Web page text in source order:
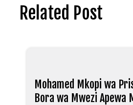
Related Post
Mohamed Mkopi wa
Bora wa Mwezi Apewa